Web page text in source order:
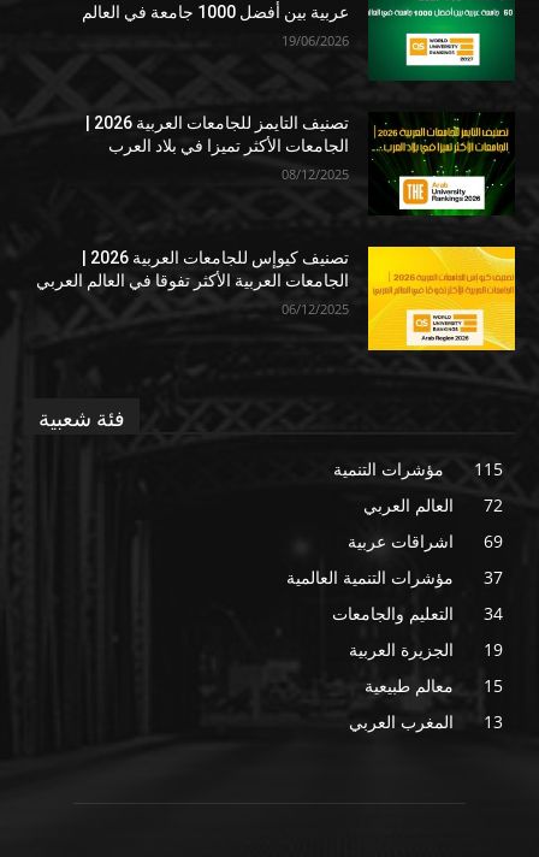
عربية بين أفضل 1000 جامعة في العالم
19/06/2026
الجامعات الأكثر تميزا في بلاد العرب
08/12/2025
الجامعات العربية الأكثر تفوقا في العالم العربي
06/12/2025
فئة شعبية
مؤشرات التنمية
115
العالم العربي
72
اشراقات عربية
69
مؤشرات التنمية العالمية
37
التعليم والجامعات
34
الجزيرة العربية
19
معالم طبيعية
15
المغرب العربي
13